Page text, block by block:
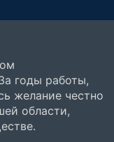
годы работы,
желание честно
области,